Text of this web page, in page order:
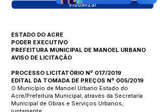
Visualizar
ESTADO DO ACRE
PODER EXECUTIVO
PREFEITURA MUNICIPAL DE MANOEL URBANO
AVISO DE LICITAÇÃO
PROCESSO LICITATÓRIO Nº 017/2019
EDITAL DA TOMADA DE PREÇOS Nº 005/2019
O Município de Manoel Urbano Estado do
Acre/Prefeitura Municipal, através da Secretaria
Municipal de Obras e Serviços Urbanos,